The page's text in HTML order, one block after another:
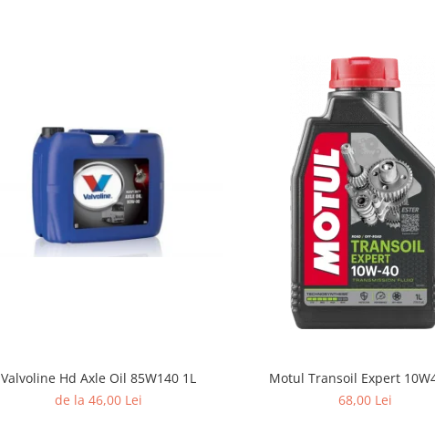
Valvoline Hd Axle Oil 85W140 1L
de la 46,00 Lei
Motul Transoil Expert
68,00 Lei